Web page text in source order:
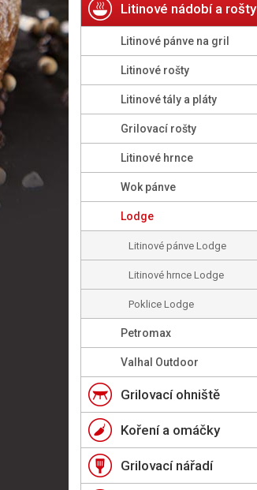
Litinové nádobí a rošty
Litinové pánve na gril
Litinové rošty
Litinové tály a pláty
Grilovací rošty
Litinové hrnce
Wok pánve
Lodge
Litinové pánve Lodge
Litinové hrnce Lodge
Poklice Lodge
Petromax
Valhal Outdoor
Grilovací ohniště
Koření a omáčky
Grilovací nářadí